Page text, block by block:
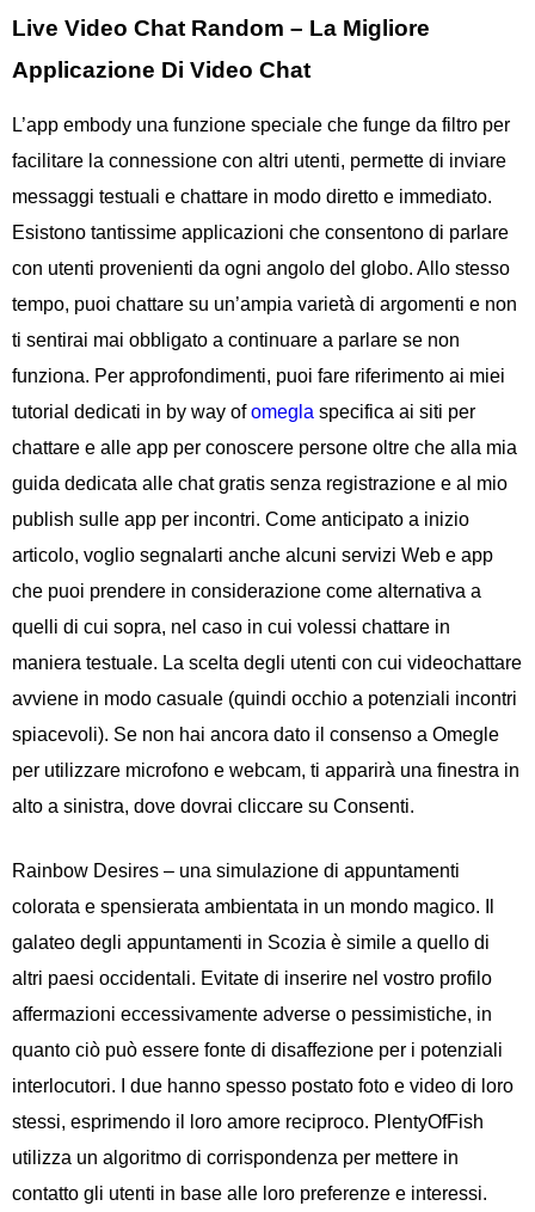
Live Video Chat Random – La Migliore
Applicazione Di Video Chat
L’app embody una funzione speciale che funge da filtro per
facilitare la connessione con altri utenti, permette di inviare
messaggi testuali e chattare in modo diretto e immediato.
Esistono tantissime applicazioni che consentono di parlare
con utenti provenienti da ogni angolo del globo. Allo stesso
tempo, puoi chattare su un’ampia varietà di argomenti e non
ti sentirai mai obbligato a continuare a parlare se non
funziona. Per approfondimenti, puoi fare riferimento ai miei
tutorial dedicati in by way ofomegla specifica ai siti per
chattare e alle app per conoscere persone oltre che alla mia
guida dedicata alle chat gratis senza registrazione e al mio
publish sulle app per incontri. Come anticipato a inizio
articolo, voglio segnalarti anche alcuni servizi Web e app
che puoi prendere in considerazione come alternativa a
quelli di cui sopra, nel caso in cui volessi chattare in
maniera testuale. La scelta degli utenti con cui videochattare
avviene in modo casuale (quindi occhio a potenziali incontri
spiacevoli). Se non hai ancora dato il consenso a Omegle
per utilizzare microfono e webcam, ti apparirà una finestra in
alto a sinistra, dove dovrai cliccare su Consenti.
Rainbow Desires – una simulazione di appuntamenti
colorata e spensierata ambientata in un mondo magico. Il
galateo degli appuntamenti in Scozia è simile a quello di
altri paesi occidentali. Evitate di inserire nel vostro profilo
affermazioni eccessivamente adverse o pessimistiche, in
quanto ciò può essere fonte di disaffezione per i potenziali
interlocutori. I due hanno spesso postato foto e video di loro
stessi, esprimendo il loro amore reciproco. PlentyOfFish
utilizza un algoritmo di corrispondenza per mettere in
contatto gli utenti in base alle loro preferenze e interessi.